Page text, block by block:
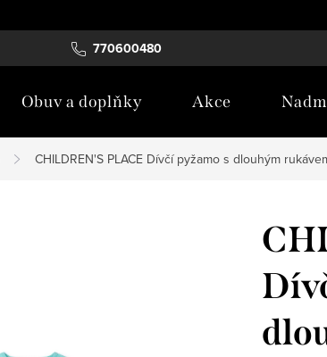
770600480
Tabulka velikostí Blog
Obuv a doplňky Akce
CHILDREN'S PLACE Dívčí pyžamo s dlouhým